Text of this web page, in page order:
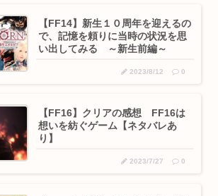
【FF14】新生１０周年を迎えるの
で、記憶を頼りに当時の状況を思
い出してみる ～新生前編～
2023/8/12 0
【FF16】クリアの感想 FF16は
想いを紡ぐゲーム【ネタバレあ
り】
2023/7/27 0